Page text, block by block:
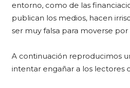
entorno, como de las
publican los medios, hacen
ser muy falsa para moverse
A continuación reproducimos
intentar engañar a los lectores